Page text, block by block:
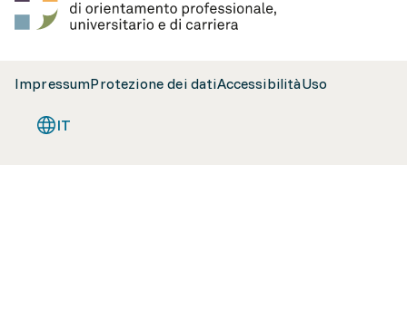
ImpressumProtezione dei datiAccessibilitàUso
IT